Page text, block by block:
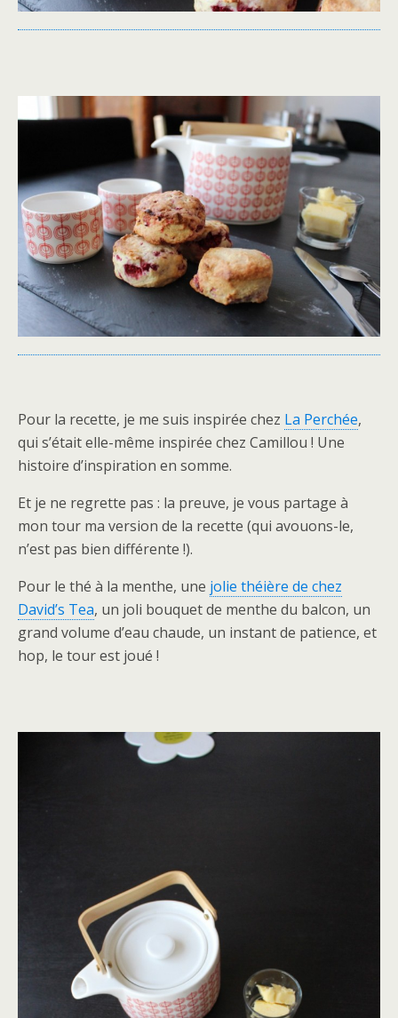
Pour la recette, je me suis inspirée chez La Perchée,
qui s’était elle-même inspirée chez Camillou ! Une
histoire d’inspiration en somme.
Et je ne regrette pas : la preuve, je vous partage à
mon tour ma version de la recette (qui avouons-le,
n’est pas bien différente !).
Pour le thé à la menthe, une jolie théière de chez
David’s Tea, un joli bouquet de menthe du balcon, un
grand volume d’eau chaude, un instant de patience, et
hop, le tour est joué !